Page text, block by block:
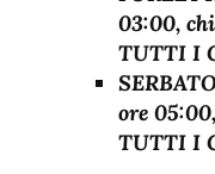
03:00,
TUTTI I
ore
TUTTI I